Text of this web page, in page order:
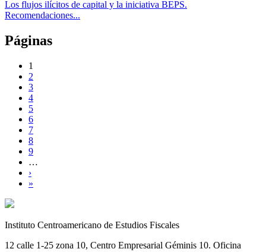
Los flujos ilícitos de capital y la iniciativa BEPS.
Recomendaciones...
Páginas
1
2
3
4
5
6
7
8
9
…
›
»
Instituto Centroamericano de Estudios Fiscales
12 calle 1-25 zona 10, Centro Empresarial Géminis 10. Oficina